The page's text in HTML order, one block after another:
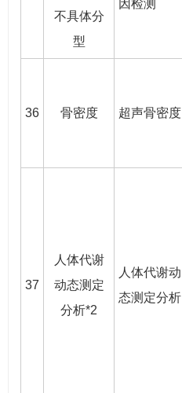
不具体分
型
因检测
36 骨密度 超声骨密度
37
人体代谢
动态测定
分析*2
人体代谢动
态测定分析